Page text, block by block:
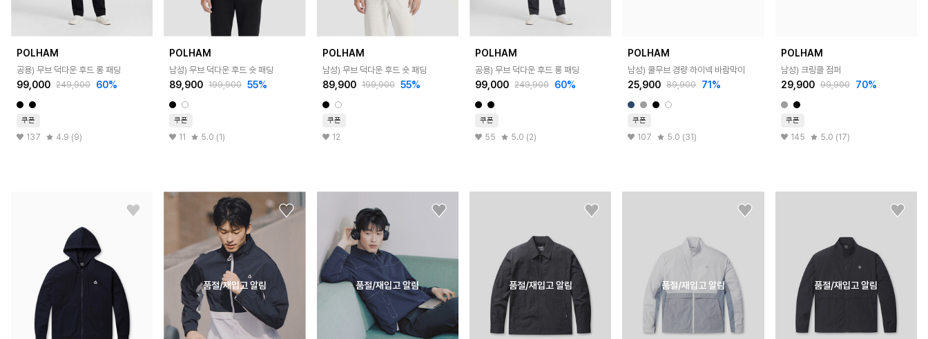
POLHAM
공용) 무브 덕다운 후드 롱 패딩
99,000 249,900 60%
쿠폰
137 4.9 (9)
POLHAM
남성) 무브 덕다운 후드 숏 패딩
89,900 199,900 55%
쿠폰
11 5.0 (1)
POLHAM
남성) 무브 덕다운 후드 숏 패딩
89,900 199,900 55%
쿠폰
12
POLHAM
공용) 무브 덕다운 후드 롱 패딩
99,000 249,900 60%
쿠폰
55 5.0 (2)
POLHAM
남성) 쿨무브 경량 하이넥 바람막이
25,900 89,900 71%
쿠폰
107 5.0 (31)
POLHAM
남성) 크링클 점퍼
29,900 99,900 70%
쿠폰
145 5.0 (17)
품절/재입고 알림 품절/재입고 알림 품절/재입고 알림 품절/재입고 알림 품절/재입고 알림